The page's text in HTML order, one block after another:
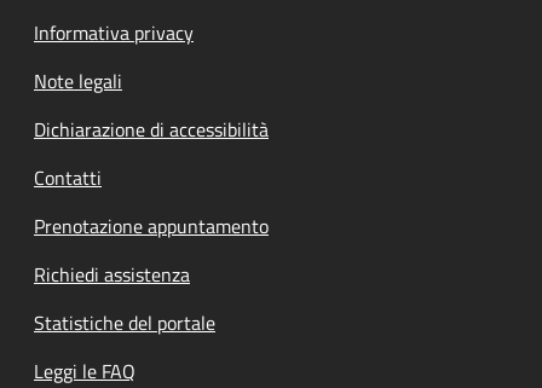
Informativa privacy
Note legali
Dichiarazione di accessibilità
Contatti
Prenotazione appuntamento
Richiedi assistenza
Statistiche del portale
Leggi le FAQ